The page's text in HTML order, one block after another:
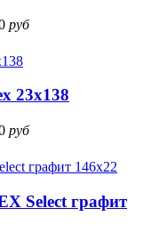
руб
23х138
руб
Select графит